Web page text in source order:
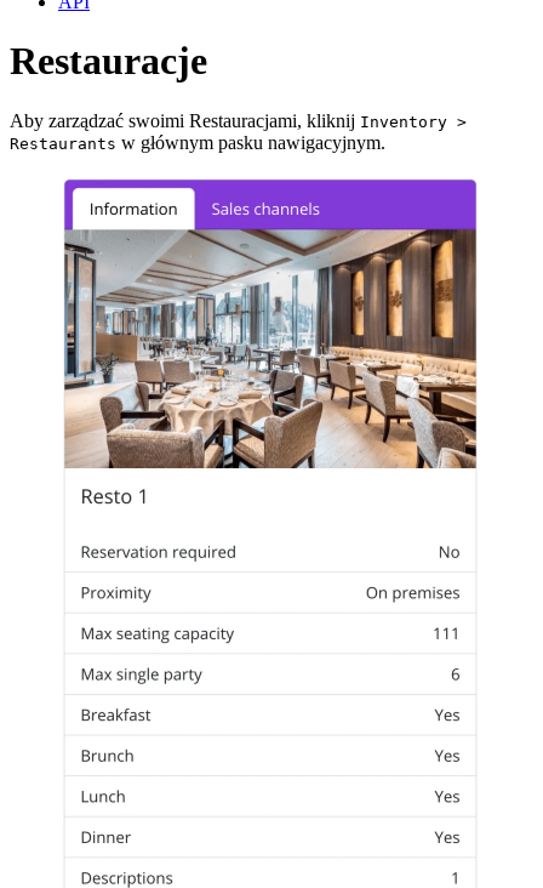
Restauracje
Aby zarządzać swoimi Restauracjami, kliknij Inventory >
Restaurants w głównym pasku nawigacyjnym.